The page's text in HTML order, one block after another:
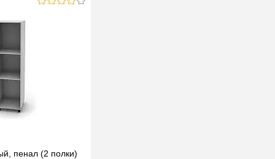
пенал (2 полки)